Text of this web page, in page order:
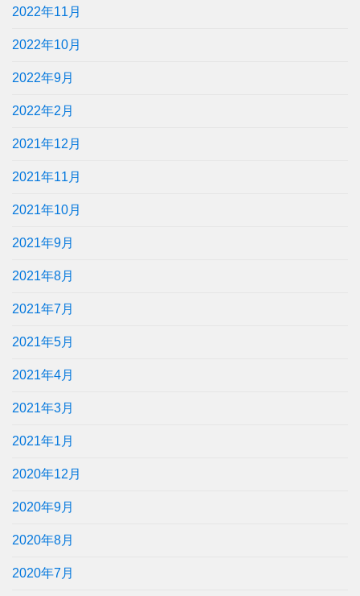
2022年11月
2022年10月
2022年9月
2022年2月
2021年12月
2021年11月
2021年10月
2021年9月
2021年8月
2021年7月
2021年5月
2021年4月
2021年3月
2021年1月
2020年12月
2020年9月
2020年8月
2020年7月